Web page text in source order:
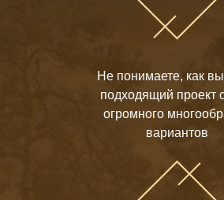
Не понимаете, как
подходящий проект
огромного
вариантов